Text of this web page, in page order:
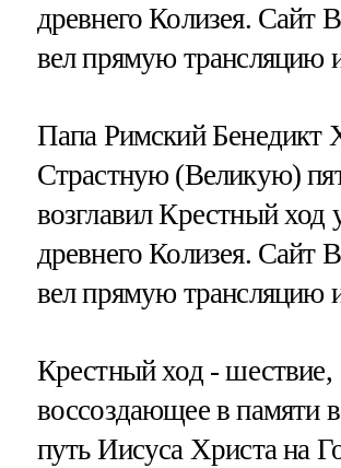
древнего Колизея. Сайт
вел прямую трансляцию
Папа Римский Бенедикт
Страстную (Великую)
возглавил Крестный ход
древнего Колизея. Сайт
вел прямую трансляцию
Крестный ход - шествие,
воссоздающее в памяти
путь Иисуса Христа на